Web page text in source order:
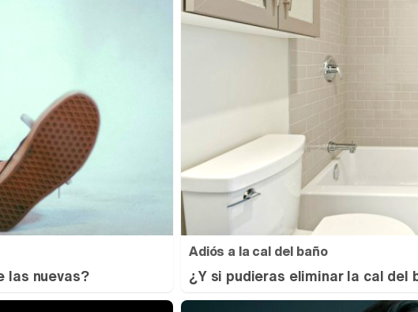
las nuevas?
Adiós a la cal del baño
¿Y si pudieras eliminar la cal del